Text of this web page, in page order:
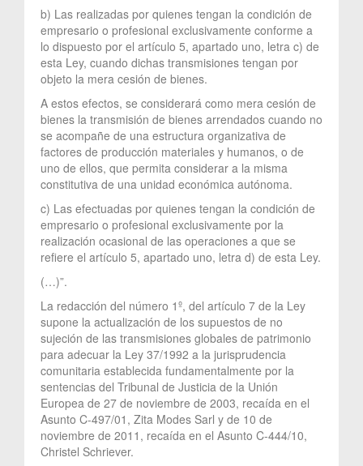
b) Las realizadas por quienes tengan la condición de
empresario o profesional exclusivamente conforme a
lo dispuesto por el artículo 5, apartado uno, letra c) de
esta Ley, cuando dichas transmisiones tengan por
objeto la mera cesión de bienes.
A estos efectos, se considerará como mera cesión de
bienes la transmisión de bienes arrendados cuando no
se acompañe de una estructura organizativa de
factores de producción materiales y humanos, o de
uno de ellos, que permita considerar a la misma
constitutiva de una unidad económica autónoma.
c) Las efectuadas por quienes tengan la condición de
empresario o profesional exclusivamente por la
realización ocasional de las operaciones a que se
refiere el artículo 5, apartado uno, letra d) de esta Ley.
(…)”.
La redacción del número 1º, del artículo 7 de la Ley
supone la actualización de los supuestos de no
sujeción de las transmisiones globales de patrimonio
para adecuar la Ley 37/1992 a la jurisprudencia
comunitaria establecida fundamentalmente por la
sentencias del Tribunal de Justicia de la Unión
Europea de 27 de noviembre de 2003, recaída en el
Asunto C-497/01, Zita Modes Sarl y de 10 de
noviembre de 2011, recaída en el Asunto C-444/10,
Christel Schriever.